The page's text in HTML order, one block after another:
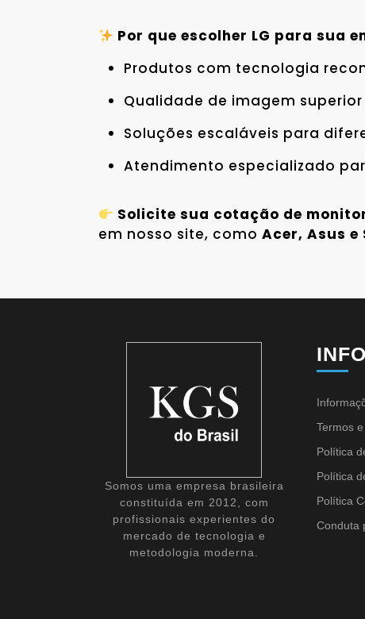
Por que escolher LG para sua
Produtos com tecnologia
Qualidade de imagem
Soluções escaláveis para
Atendimento especializado
Solicite sua cotação de
em nosso site, como Acer, Asus e
Somos uma empresa brasileira
constituída em 2012, com
profissionais experientes do
mercado de tecnologia e
metodologia moderna.
Termos
Política
Política
Política
Conduta